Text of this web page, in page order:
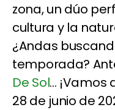
zona, un dúo
cultura y la
¿Andas
temporada?
De Sol...
28 de junio de